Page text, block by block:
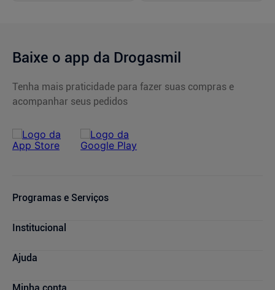
Baixe o app da Drogasmil
Tenha mais praticidade para fazer suas compras e
acompanhar seus pedidos
Programas e Serviços
Cupons de Desconto
Consultas Médicas
Drogasmil Plus
Institucional
Blog Drogasmil
Marcas Parceiras
Ajuda
Dúvidas Frequentes